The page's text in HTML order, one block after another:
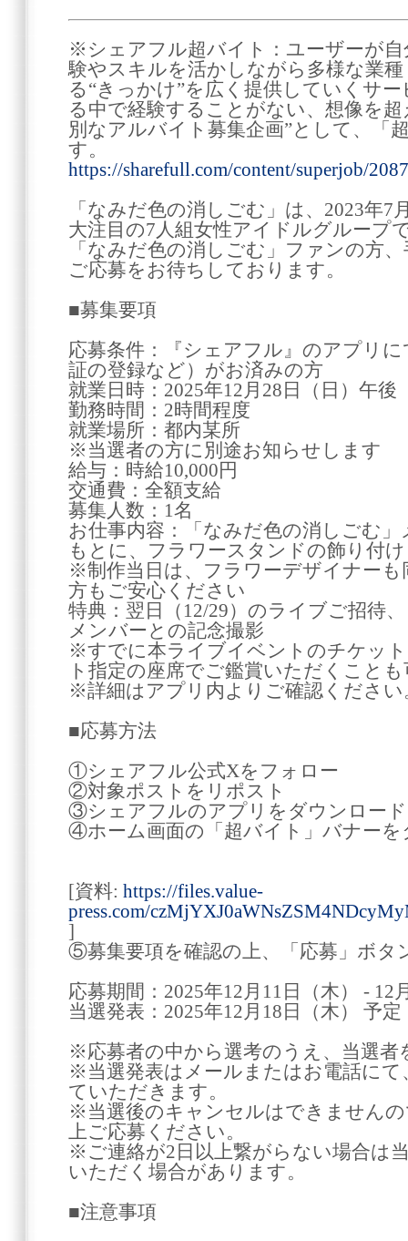
※シェアフル超バイト：ユーザーが
験やスキルを活かしながら多様な業
る“きっかけ”を広く提供していくサ
る中で経験することがない、想像を
別なアルバイト募集企画”として、「
す。
https://sharefull.com/content/superjob/
「なみだ色の消しごむ」は、2023年7
大注目の7人組女性アイドルグループ
「なみだ色の消しごむ」ファンの方
ご応募をお待ちしております。
■募集要項
応募条件：『シェアフル』のアプリ
証の登録など）がお済みの方
就業日時：2025年12月28日（日）午後
勤務時間：2時間程度
就業場所：都内某所
※当選者の方に別途お知らせします
給与：時給10,000円
交通費：全額支給
募集人数：1名
お仕事内容：「なみだ色の消しごむ
もとに、フラワースタンドの飾り付
※制作当日は、フラワーデザイナーも
方もご安心ください
特典：翌日（12/29）のライブご招待
メンバーとの記念撮影
※すでに本ライブイベントのチケッ
ト指定の座席でご鑑賞いただくこと
※詳細はアプリ内よりご確認ください
■応募方法
①シェアフル公式Xをフォロー
②対象ポストをリポスト
③シェアフルのアプリをダウンロード
④ホーム画面の「超バイト」バナーを
[資料: https://files.value-
press.com/
]
⑤募集要項を確認の上、「応募」ボタ
応募期間：2025年12月11日（木） - 12
当選発表：2025年12月18日（木） 予定
※応募者の中から選考のうえ、当選者
※当選発表はメールまたはお電話にて
ていただきます。
※当選後のキャンセルはできません
上ご応募ください。
※ご連絡が2日以上繋がらない場合は
いただく場合があります。
■注意事項